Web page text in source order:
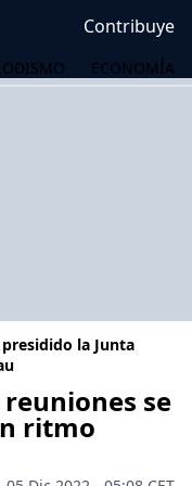
Contribuye
ECONOMÍA
la Junta
se
ritmo